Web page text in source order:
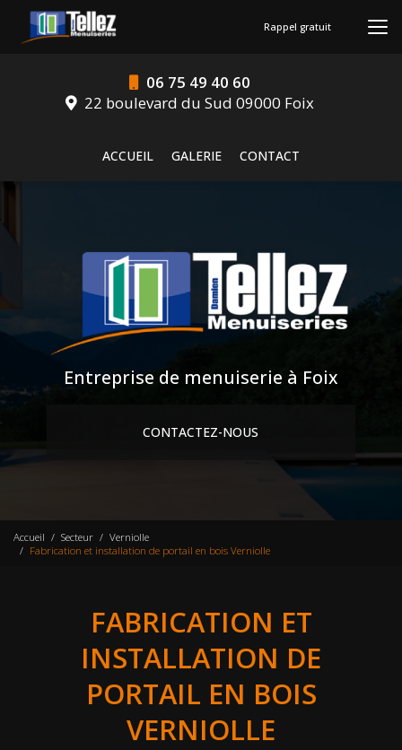
contenu
06 75 49 40 60
22 boulevard du Sud 09000 Foix
ACCUEIL
GALERIE CONTACT
Rappel gratuit
Entreprise de menuiserie à Foix
CONTACTEZ-NOUS
Accueil Secteur
Verniolle
Fabrication et installation de portail en bois Verniolle
FABRICATION ET
INSTALLATION DE
PORTAIL EN BOIS
VERNIOLLE